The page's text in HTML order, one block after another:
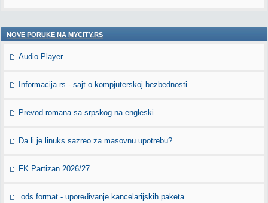
NOVE PORUKE NA MYCITY.RS
Audio Player
Informacija.rs - sajt o kompjuterskoj bezbednosti
Prevod romana sa srpskog na engleski
Da li je linuks sazreo za masovnu upotrebu?
FK Partizan 2026/27.
.ods format - upoređivanje kancelarijskih paketa